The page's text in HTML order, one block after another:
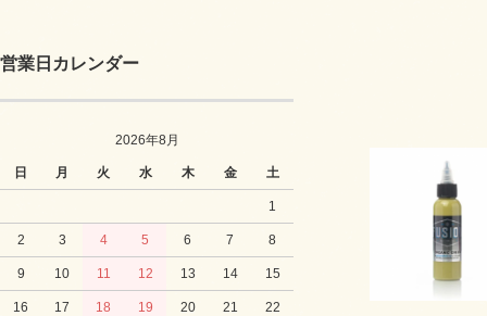
営業日カレンダー
2026年8月
日 月 火 水 木 金 土
1
2 3 4 5 6 7 8
9 10 11 12 13 14 15
16 17 18 19 20 21 22